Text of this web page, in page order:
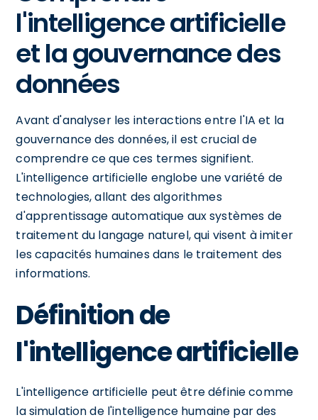
l'intelligence artificielle
et la gouvernance des
données
Avant d'analyser les interactions entre l'IA et la
gouvernance des données, il est crucial de
comprendre ce que ces termes signifient.
L'intelligence artificielle englobe une variété de
technologies, allant des algorithmes
d'apprentissage automatique aux systèmes de
traitement du langage naturel, qui visent à imiter
les capacités humaines dans le traitement des
informations.
Définition de
l'intelligence artificielle
L'intelligence artificielle peut être définie comme
la simulation de l'intelligence humaine par des